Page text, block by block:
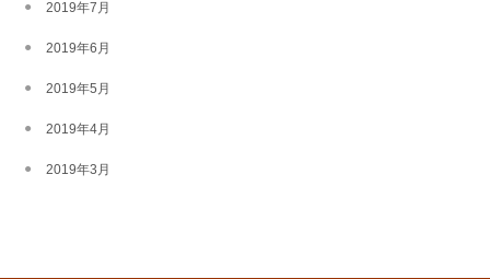
2019年7月
2019年6月
2019年5月
2019年4月
2019年3月